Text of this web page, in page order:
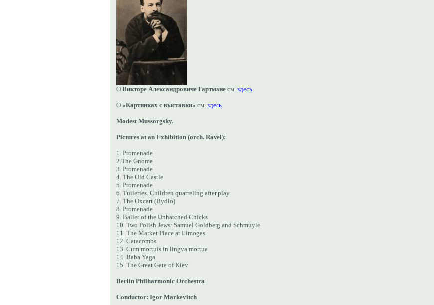
О Викторе Александровиче Гартмане см. здесь
О «Картинках с выставки» см. здесь
Modest Mussorgsky.
Pictures at an Exhibition (orch. Ravel):
1. Promenade
2. The Gnome
3. Promenade
4. The Old Castle
5. Promenade
6. Tuileries. Children quarreling after play
7. The Oxcart (Bydlo)
8. Promenade
9. Ballet of the Unhatched Chicks
10. Two Polish Jews: Samuel Goldberg and Schmuyle
11. The Market Place at Limoges
12. Catacombs
13. Cum mortuis in lingva mortua
14. Baba Yaga
15. The Great Gate of Kiev
Berlin Philharmonic Orchestra
Conductor: Igor Markevitch